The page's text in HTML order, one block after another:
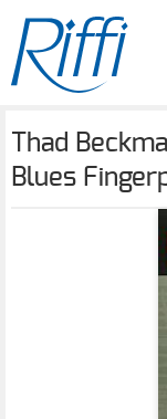
Thad
Blues